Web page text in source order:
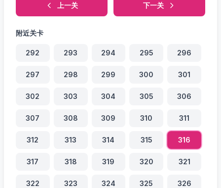
上一关 下一关
附近关卡
292 293 294 295 296
297 298 299 300 301
302 303 304 305 306
307 308 309 310 311
312 313 314 315 316
317 318 319 320 321
322 323 324 325 326